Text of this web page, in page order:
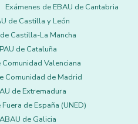
Exámenes de EBAU de Cantabria
de Castilla y León
Castilla-La Mancha
de Cataluña
Comunidad Valenciana
Comunidad de Madrid
de Extremadura
de España (UNED)
de Galicia